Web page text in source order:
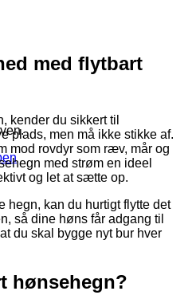
med flytbart
kender du sikkert til
plads, men må ikke stikke af.
mod rovdyr som ræv, mår og
med strøm en ideel
og let at sætte op.
hegn, kan du hurtigt flytte det
så dine høns får adgang til
du skal bygge nyt bur hver
hønsehegn?